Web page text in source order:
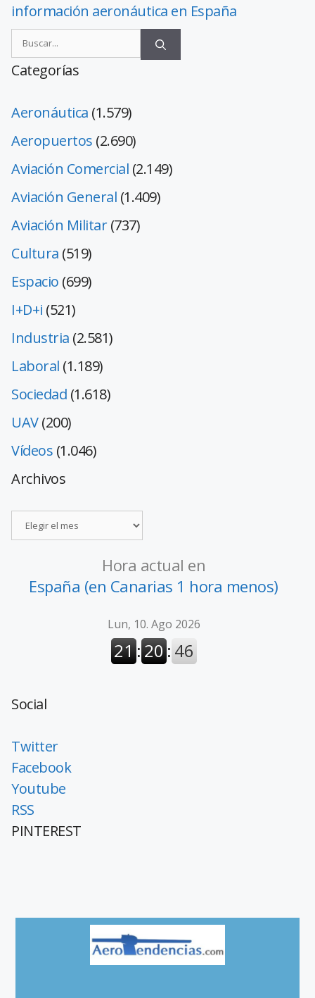
información aeronáutica en España
Categorías
Aeronáutica (1.579)
Aeropuertos (2.690)
Aviación Comercial (2.149)
Aviación General (1.409)
Aviación Militar(737)
Cultura (519)
Espacio (699)
I+D+i (521)
Industria (2.581)
Laboral (1.189)
Sociedad (1.618)
UAV(200)
Vídeos (1.046)
Archivos
Hora actual en
España (en Canarias 1 hora menos)
Social
Twitter
Facebook
Youtube
RSS
PINTEREST